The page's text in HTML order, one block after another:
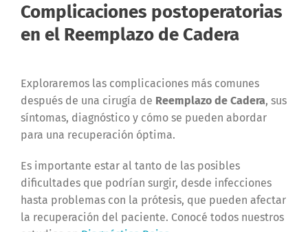
Complicaciones postoperatorias
en el Reemplazo de Cadera
Exploraremos las complicaciones más comunes
después de una cirugía de Reemplazo de Cadera, sus
síntomas, diagnóstico y cómo se pueden abordar
para una recuperación óptima.
Es importante estar al tanto de las posibles
dificultades que podrían surgir, desde infecciones
hasta problemas con la prótesis, que pueden afectar
la recuperación del paciente. Conocé todos nuestros